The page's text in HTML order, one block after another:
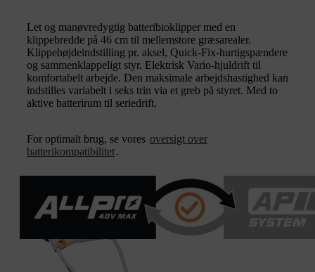
Let og manøvredygtig batteribioklipper med en
klippebredde på 46 cm til mellemstore græsarealer.
Klippehøjdeindstilling pr. aksel, Quick-Fix-hurtigspændere
og sammenklappeligt styr. Elektrisk Vario-hjuldrift til
komfortabelt arbejde. Den maksimale arbejdshastighed kan
indstilles variabelt i seks trin via et greb på styret. Med to
aktive batterirum til seriedrift.
For optimalt brug, se vores oversigt over
batterikompatibilitet.